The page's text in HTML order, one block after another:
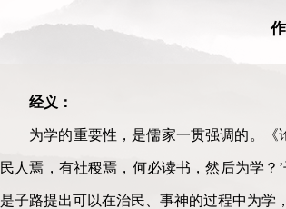
经义：
为学的重要性，是儒家一贯强调的。《
民人焉，有社稷焉，何必读书，然后为学？
是子路提出可以在治民、事神的过程中为学